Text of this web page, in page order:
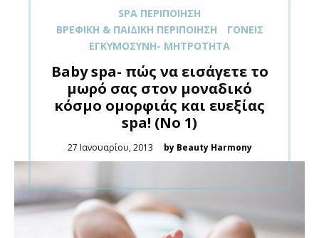
SPA ΠΕΡΙΠΟΊΗΣΗ
ΒΡΕΦΙΚΉ & ΠΑΙΔΙΚΉ ΠΕΡΙΠΟΊΗΣΗ
ΓΟΝΕΊΣ
ΕΓΚΥΜΟΣΎΝΗ- ΜΗΤΡΌΤΗΤΑ
Baby spa- πώς να εισάγετε το
μωρό σας στον μοναδικό
κόσμο ομορφιάς και ευεξίας
spa! (Νο 1)
Posted
27 Ιανουαρίου, 2013 by Beauty Harmony